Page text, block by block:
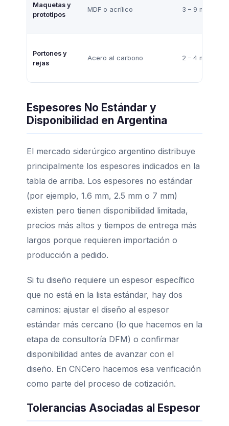
Maquetas y
prototipos
MDF o acrílico 3 – 9 mm
Portones y
rejas
Acero al carbono 2 – 4 mm
Espesores No Estándar y
Disponibilidad en Argentina
El mercado siderúrgico argentino distribuye
principalmente los espesores indicados en la
tabla de arriba. Los espesores no estándar
(por ejemplo, 1.6 mm, 2.5 mm o 7 mm)
existen pero tienen disponibilidad limitada,
precios más altos y tiempos de entrega más
largos porque requieren importación o
producción a pedido.
Si tu diseño requiere un espesor específico
que no está en la lista estándar, hay dos
caminos: ajustar el diseño al espesor
estándar más cercano (lo que hacemos en la
etapa de consultoría DFM) o confirmar
disponibilidad antes de avanzar con el
diseño. En CNCero hacemos esa verificación
como parte del proceso de cotización.
Tolerancias Asociadas al Espesor